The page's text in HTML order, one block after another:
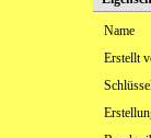
Name
Erstellt